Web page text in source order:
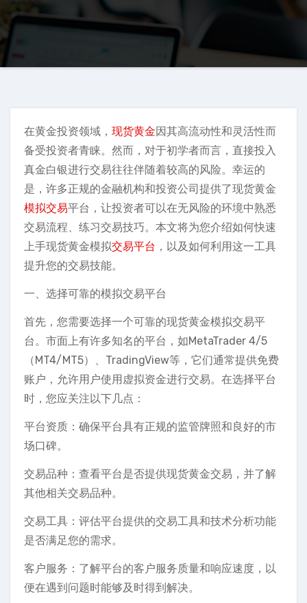
在黄金投资领域， 现货黄金因其高流动性和灵活性而
备受投资者青睐。然而，对于初学者而言，直接投入
真金白银进行交易往往伴随着较高的风险。幸运的
是，许多正规的金融机构和投资公司提供了现货黄金
模拟交易平台，让投资者可以在无风险的环境中熟悉
交易流程、练习交易技巧。本文将为您介绍如何快速
上手现货黄金模拟交易平台 ，以及如何利用这一工具
提升您的交易技能。
一、选择可靠的模拟交易平台
首先，您需要选择一个可靠的现货黄金模拟交易平
台。市面上有许多知名的平台，如MetaTrader 4/5
（MT4/MT5）、TradingView等，它们通常提供免费
账户，允许用户使用虚拟资金进行交易。在选择平台
时，您应关注以下几点：
平台资质：确保平台具有正规的监管牌照和良好的市
场口碑。
交易品种：查看平台是否提供现货黄金交易，并了解
其他相关交易品种。
交易工具：评估平台提供的交易工具和技术分析功能
是否满足您的需求。
客户服务：了解平台的客户服务质量和响应速度，以
便在遇到问题时能够及时得到解决。